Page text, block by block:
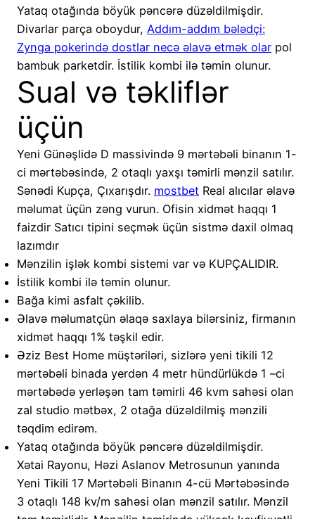
Yataq otağında böyük pəncərə düzəldilmişdir.
Divarlar parça oboydur, Addım-addım bələdçi:
Zynga pokerində dostlar necə əlavə etmək olar pol
bambuk parketdir. İstilik kombi ilə təmin olunur.
Sual və təkliflər
üçün
Yeni Günəşlidə D massivində 9 mərtəbəli binanın 1-
ci mərtəbəsində, 2 otaqlı yaxşı təmirli mənzil satılır.
Sənədi Kupça, Çıxarışdır. mostbet Real alıcılar əlavə
məlumat üçün zəng vurun. Ofisin xidmət haqqı 1
faizdir Satıcı tipini seçmək üçün sistmə daxil olmaq
lazımdır
Mənzilin işlək kombi sistemi var və KUPÇALIDIR.
İstilik kombi ilə təmin olunur.
Bağa kimi asfalt çəkilib.
Əlavə məlumatçün əlaqə saxlaya bilərsiniz, firmanın
xidmət haqqı 1% təşkil edir.
Əziz Best Home müştəriləri, sizlərə yeni tikili 12
mərtəbəli binada yerdən 4 metr hündürlükdə 1 –ci
mərtəbədə yerləşən tam təmirli 46 kvm sahəsi olan
zal studio mətbəx, 2 otağa düzəldilmiş mənzili
təqdim edirəm.
Yataq otağında böyük pəncərə düzəldilmişdir.
Xətai Rayonu, Həzi Aslanov Metrosunun yanında
Yeni Tikili 17 Mərtəbəli Binanın 4-cü Mərtəbəsində
3 otaqlı 148 kv/m sahəsi olan mənzil satılır. Mənzil